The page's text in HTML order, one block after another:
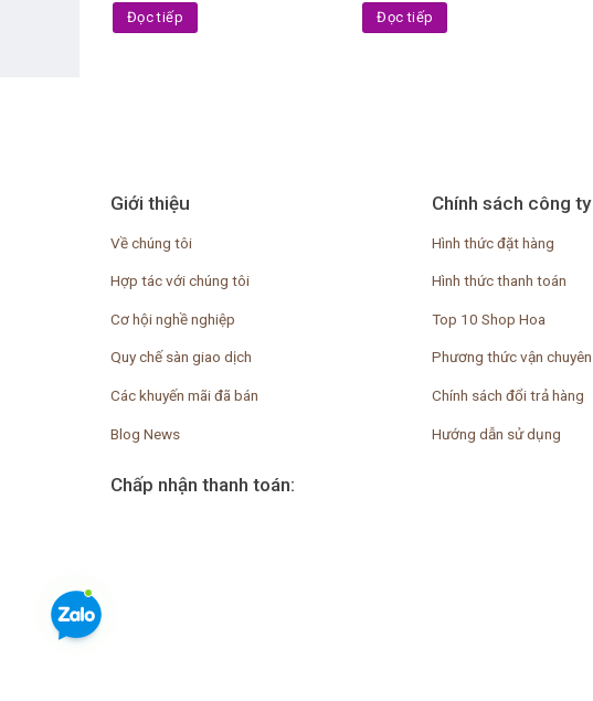
Đọc tiếp Đọc tiếp
Giới thiệu
Về chúng tôi
Hợp tác với chúng tôi
Cơ hội nghề nghiệp
Quy chế sàn giao dịch
Các khuyến mãi đã bán
Blog News
Chính sách công ty
Hình thức đặt hàng
Hình thức thanh toán
Top 10 Shop Hoa
Phương thức vận chuyên
Chính sách đổi trả hàng
Hướng dẫn sử dụng
Chấp nhận thanh toán: